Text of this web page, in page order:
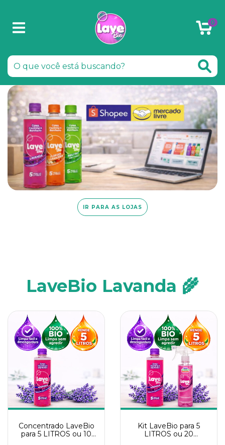
0
IR PARA AS LOJAS
LaveBio Lavanda 🌾
Concentrado LaveBio
para 5 LITROS ou 10
Kit LaveBio para 5
LITROS ou 20